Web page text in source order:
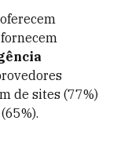
de sites (77%)